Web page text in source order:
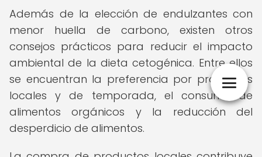
Además de la elección de endulzantes con
menor huella de carbono, existen otros
consejos prácticos para reducir el impacto
ambiental de la dieta cetogénica. Entre ellos
se encuentran la preferencia por productos
locales y de temporada, el consumo de
alimentos orgánicos y la reducción del
desperdicio de alimentos.